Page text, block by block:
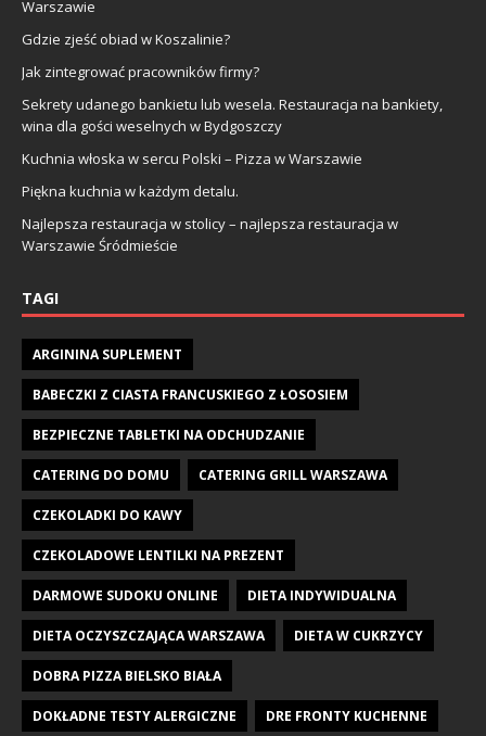
Warszawie
Gdzie zjeść obiad w Koszalinie?
Jak zintegrować pracowników firmy?
Sekrety udanego bankietu lub wesela. Restauracja na bankiety,
wina dla gości weselnych w Bydgoszczy
Kuchnia włoska w sercu Polski – Pizza w Warszawie
Piękna kuchnia w każdym detalu.
Najlepsza restauracja w stolicy – najlepsza restauracja w
Warszawie Śródmieście
TAGI
ARGININA SUPLEMENT
BABECZKI Z CIASTA FRANCUSKIEGO Z ŁOSOSIEM
BEZPIECZNE TABLETKI NA ODCHUDZANIE
CATERING DO DOMU CATERING GRILL WARSZAWA
CZEKOLADKI DO KAWY
CZEKOLADOWE LENTILKI NA PREZENT
DARMOWE SUDOKU ONLINE DIETA INDYWIDUALNA
DIETA OCZYSZCZAJĄCA WARSZAWA DIETA W CUKRZYCY
DOBRA PIZZA BIELSKO BIAŁA
DOKŁADNE TESTY ALERGICZNE DRE FRONTY KUCHENNE